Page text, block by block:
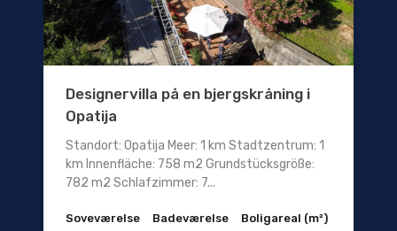
Designervilla på en bjergskråning i
Opatija
Standort: Opatija Meer: 1 km Stadtzentrum: 1
km Innenfläche: 758 m2 Grundstücksgröße:
782 m2 Schlafzimmer: 7...
Soveværelse Badeværelse Boligareal (m²)